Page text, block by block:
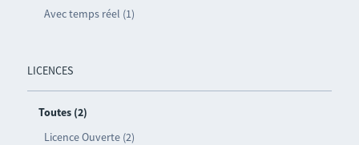
Avec temps réel (1)
LICENCES
Toutes (2)
Licence Ouverte (2)